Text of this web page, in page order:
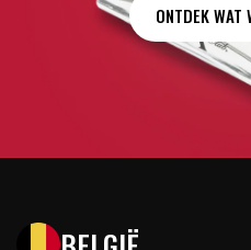
ONTDEK WAT